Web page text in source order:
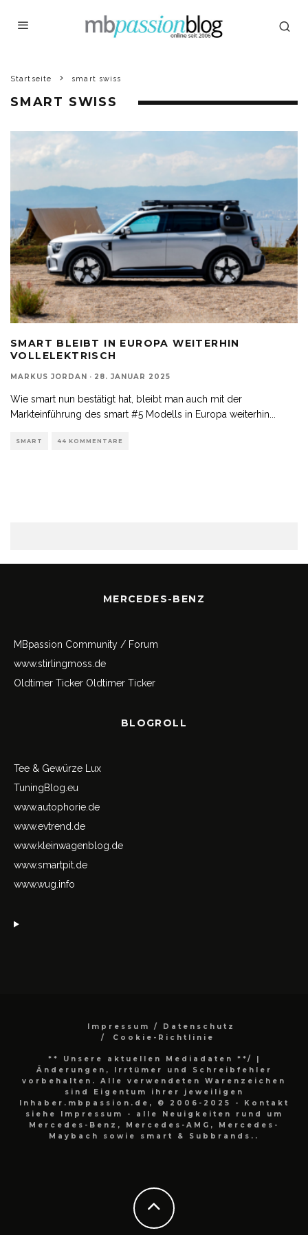
Startseite smart swiss
SMART SWISS
SMART BLEIBT IN EUROPA WEITERHIN
VOLLELEKTRISCH
MARKUS JORDAN · 28. JANUAR 2025
Wie smart nun bestätigt hat, bleibt man auch mit der
Markteinführung des smart #5 Modells in Europa weiterhin
SMART 44 KOMMENTARE
MERCEDES-BENZ
MBpassion Community / Forum
www.stirlingmoss.de
Oldtimer Ticker Oldtimer Ticker
BLOGROLL
Tee & Gewürze Lux
TuningBlog.eu
www.autophorie.de
www.evtrend.de
www.kleinwagenblog.de
www.smartpit.de
www.wug.info
Impressum / Datenschutz
Cookie-Richtlinie
** Unsere aktuellen Mediadaten **/
|
Änderungen, Irrtümer und Schreibfehler
vorbehalten. Alle verwendeten Warenzeichen
sind Eigentum ihrer jeweiligen
Inhaber.mbpassion.de, © 2006-2025 - Kontakt
siehe Impressum - alle Neuigkeiten rund um
Mercedes-Benz, Mercedes-AMG, Mercedes-
Maybach sowie smart & Subbrands..